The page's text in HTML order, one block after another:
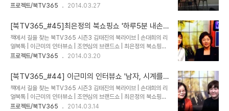
2014.03.27 AM10:00 @ 봄온아카데미 강남캠퍼스 *책을 내게
쿨이라는 책을 썼다. 이를 시작으로 강연, TV인터뷰 진행자로 활동.
이재만의 성공스토리 진행, 월간 퀸 이재만이 만난 사람들 인터뷰를 진
행한다. 사회적 성공을 거둔 사람들을 인터뷰를 통해 성공시크릿을 독
자에게 전해주는 역할을 오래 하자성공의 비밀이 무엇이냐는 질문을
많이 받았다. 성공과 행복은 누구와 함께 가느냐인 것이다.성공의 비밀
국내도서저자 : 이재만출..
프로젝트/북TV365 2014.03.27
[북TV365_#45]최은정의 북쇼핑쇼 '하루5분 내손
으로 성형하기' 위수영 저자편
책에서 길을 찾는 북TV365 시즌3 김태진의 북라이브 | 손대희의 리
얼북톡 | 이근미의 인터뷰쇼 | 조연심의 브랜드쇼 | 최은정의 북쇼핑쇼
2014.03.20 AM10:00 @ 봄온아카데미 강남캠퍼스 ▲ 저자, 아
년째 운영했다. 이분야 개척을 어떻게 하게 됐는가?단순히 메이크업으
로 되지 않는 것들, 내면에서 우러나오는 자연스러운 것들을 추구하고
싶었다. 드레스 핏이 어울리는 사람을 관찰해보니 일상에서 작은 것을
놓치지 않고 관리하고 있었다. 찾아보니 에스테틱이라는 분야였던것
같다. 피부관리부터 시작했고 피부를 만지다보니 자연스럽게 피부 아
프로젝트/북TV365 2014.03.20
[북TV365_#44] 이근미의 인터뷰쇼 '남자, 시계를
말하다' 이은경 저자편
책에서 길을 찾는 북TV365 시즌3 김태진의 북라이브 | 손대희의 리
얼북톡 | 이근미의 인터뷰쇼 | 조연심의 브랜드쇼 | 최은정의 북쇼핑쇼
2014.03.13 AM10:00 @ 봄온아카데미 강남캠퍼스 * 책을 쓰게
프로젝트/북TV365 2014.03.14